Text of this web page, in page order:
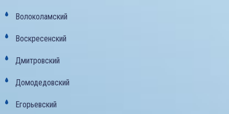
Волоколамский
Воскресенский
Дмитровский
Домодедовский
Егорьевский